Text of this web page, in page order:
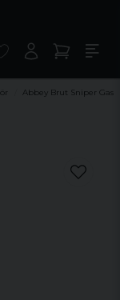
Abbey Brut Sniper Gas